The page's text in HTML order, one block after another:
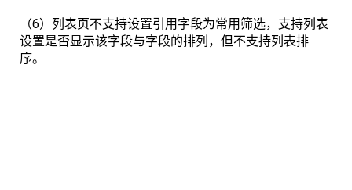
（6）列表页不支持设置引用字段为常用筛选，支持列表
设置是否显示该字段与字段的排列，但不支持列表排
序。